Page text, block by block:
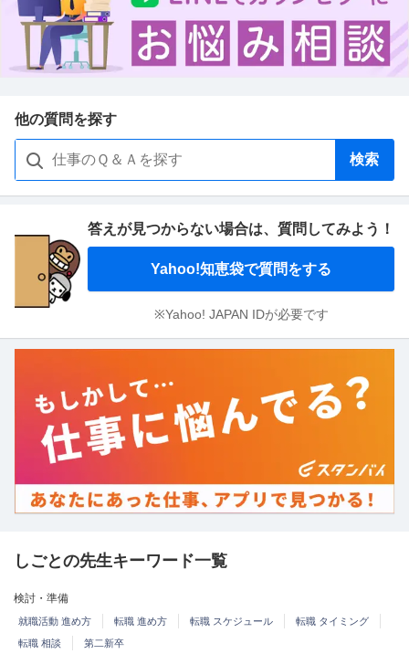
他の質問を探す
検索
答えが見つからない場合は、 質問してみよう！
Yahoo!知恵袋で質問をする
※Yahoo! JAPAN IDが必要です
しごとの先生キーワード一覧
検討・準備
就職活動 進め方 転職 進め方 転職 スケジュール
転職 タイミング
転職 相談
第二新卒